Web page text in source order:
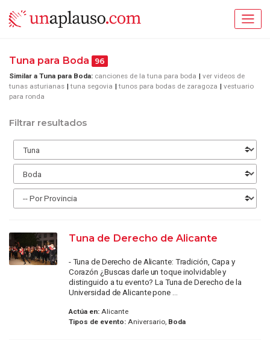
Tuna para Boda 96
Similar a Tuna para Boda: canciones de la tuna para boda
ver videos de
tunas asturianas
tuna segovia tunos para bodas de zaragoza
vestuario
para ronda
Filtrar resultados
Tuna de Derecho de Alicante
- Tuna de Derecho de Alicante: Tradición, Capa y
Corazón ¿Buscas darle un toque inolvidable y
distinguido a tu evento? La Tuna de Derecho de la
Universidad de Alicante pone ...
Actúa en:Alicante
Tipos de evento:Aniversario, Boda